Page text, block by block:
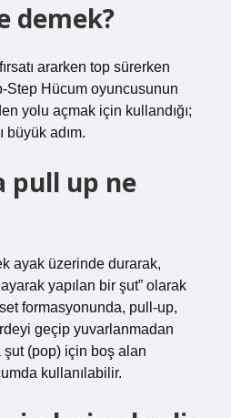
demek?
ararken top sürerken
Step Hücum oyuncusunun
yolu açmak için kullandığı;
büyük adım.
pull up ne
ayak üzerinde durarak,
yapılan bir şut” olarak
formasyonunda, pull-up,
geçip yuvarlanmadan
(pop) için boş alan
kullanılabilir.